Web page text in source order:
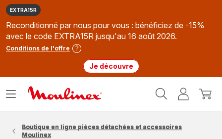
EXTRA15R
Reconditionné par nous pour vous : bénéficiez de -15%
avec le code EXTRA15R jusqu'au 16 août 2026.
Conditions de l'offre
Je découvre
MonMon
Ouvrir
Boutique en ligne pièces détachées et accessoires
Moulinex